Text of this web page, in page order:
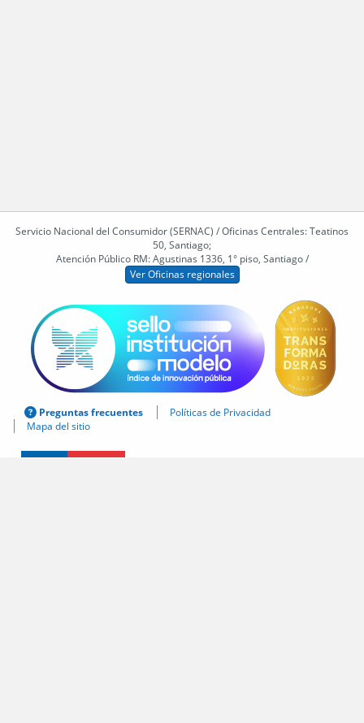
Servicio Nacional del Consumidor (SERNAC) / Oficinas Centrales: Teatinos
50, Santiago;
Atención Público RM: Agustinas 1336, 1° piso, Santiago /
Ver Oficinas regionales
Preguntas frecuentes
Políticas de Privacidad
Mapa del sitio